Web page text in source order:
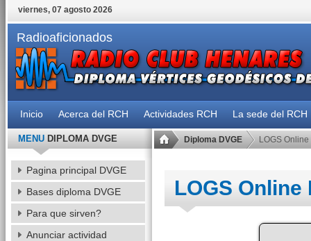
viernes, 07 agosto 2026
Radioaficionados
Inicio Acerca del RCH Actividades RCH La sede del RCH
Diploma DVGE LOGS Online
LOGS Online
MENUDIPLOMA DVGE
Pagina principal DVGE
Bases diploma DVGE
Para que sirven?
Anunciar actividad